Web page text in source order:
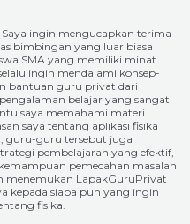
Saya ingin mengucapkan terima
bimbingan yang luar biasa
SMA yang memiliki minat
ingin mendalami konsep-
bantuan guru privat dari
belajar yang sangat
saya memahami materi
saya tentang aplikasi fisika
guru-guru tersebut juga
pembelajaran yang efektif,
pemecahan masalah
menemukan LapakGuruPrivat
kepada siapa pun yang ingin
fisika.